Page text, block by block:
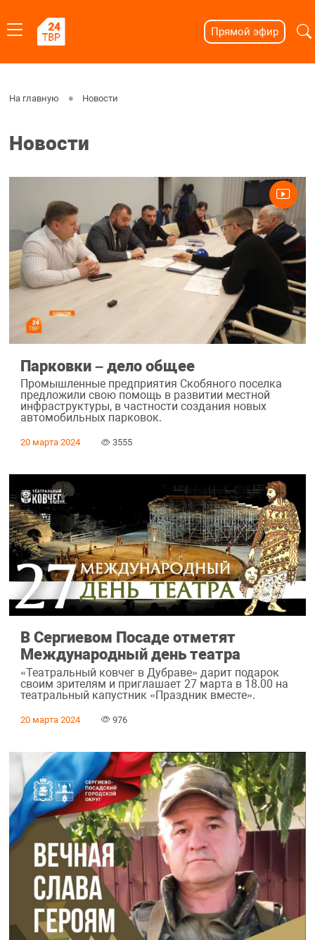
Прямой эфир
На главную Новости
Новости
Парковки – дело общее
Промышленные предприятия Скобяного поселка
предложили свою помощь в развитии местной
инфраструктуры, в частности создания новых
автомобильных парковок.
20 марта 2024 3555
В Сергиевом Посаде отметят
Международный день театра
«Театральный ковчег в Дубраве» дарит подарок
своим зрителям и приглашает 27 марта в 18.00 на
театральный капустник «Праздник вместе».
20 марта 2024 976